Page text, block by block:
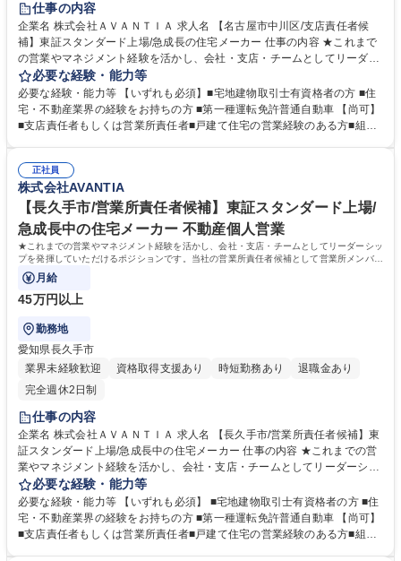
仕事の内容
企業名 株式会社ＡＶＡＮＴＩＡ 求人名 【名古屋市中川区/支店責任者候
補】東証スタンダード上場/急成長の住宅メーカー 仕事の内容 ★これまで
の営業やマネジメント経験を活かし、会社・支店・チームとしてリーダー
シップを発揮していただけるポジションです。 当社の支店責任者候補とし
て支店メンバーのサポート・フォローをお任せします。 【業務詳細】 ・
支店目標管理・顧客管理・メンバー育成・顧客折衝への同席など 【社風】
チームワークの良さが強みとなっております。今日の好業績、高成長は、
す。ワンチームでお互い助け合いながら業務を遂行しています。 募集職種
【名古屋市中川区/支店責任者候補】東証スタンダード上場/急成長の住宅
メーカー
必要な経験・能力等
必要な経験・能力等 【いずれも必須】■宅地建物取引士有資格者の方 ■住
宅・不動産業界の経験をお持ちの方 ■第一種運転免許普通自動車 【尚可】
■支店責任者もしくは営業所責任者■戸建て住宅の営業経験のある方■組織
と厚い信頼関係を築くご経験をお持ちの方 学歴・資格 学歴：大学院 大学
高専 短大 専修学校 高校 語学力： 資格：
正社員
株式会社AVANTIA
【長久手市/営業所責任者候補】東証スタンダード上場/
急成長中の住宅メーカー 不動産個人営業
★これまでの営業やマネジメント経験を活かし、会社・支店・チームとしてリーダーシッ
プを発揮していただけるポジションです。当社の営業所責任者候補として営業所メンバー
のサポート・フォローをお任せします。
月給
45万円以上
勤務地
愛知県長久手市
業界未経験歓迎
資格取得支援あり 時短勤務あり
退職金あり
完全週休2日制
仕事の内容
企業名 株式会社ＡＶＡＮＴＩＡ 求人名 【長久手市/営業所責任者候補】東
証スタンダード上場/急成長中の住宅メーカー 仕事の内容 ★これまでの営
業やマネジメント経験を活かし、会社・支店・チームとしてリーダーシッ
プを発揮していただけるポジションです。当社の営業所責任者候補として
営業所メンバーのサポート・フォローをお任せします。 【業務詳細】 ・
営業所目標管理・顧客管理・メンバー育成・顧客折衝への同席など 【社
風】チームワークの良さが強みとなっております。今日の好業績、高成長
必要な経験・能力等
必要な経験・能力等 【いずれも必須】 ■宅地建物取引士有資格者の方 ■住
宅・不動産業界の経験をお持ちの方 ■第一種運転免許普通自動車 【尚可】
■支店責任者もしくは営業所責任者■戸建て住宅の営業経験のある方■組織